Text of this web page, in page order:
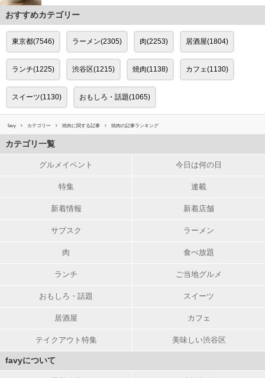
おすすめカテゴリー
東京都(7546) ラーメン(2305) 肉(2253) 居酒屋(1804)
ランチ(1225) 渋谷区(1215) 焼肉(1138) カフェ(1130)
スイーツ(1130) おもしろ・話題(1065)
favy カテゴリー 焼肉に関する記事 焼肉の記事ランキング
カテゴリ一覧
グルメイベント 今日は何の日
特集 連載
新着情報 新着店舗
サブスク ラーメン
肉 食べ放題
ランチ ご当地グルメ
おもしろ・話題 スイーツ
居酒屋 カフェ
テイクアウト特集 美味しい渋谷区
favyについて